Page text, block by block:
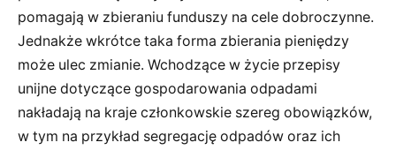
pomagają w zbieraniu funduszy na cele dobroczynne.
Jednakże wkrótce taka forma zbierania pieniędzy
może ulec zmianie. Wchodzące w życie przepisy
unijne dotyczące gospodarowania odpadami
nakładają na kraje członkowskie szereg obowiązków,
w tym na przykład segregację odpadów oraz ich